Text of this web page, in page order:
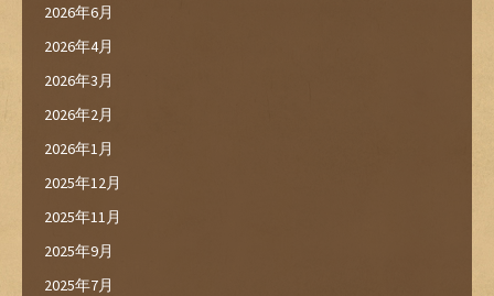
2026年6月
2026年4月
2026年3月
2026年2月
2026年1月
2025年12月
2025年11月
2025年9月
2025年7月